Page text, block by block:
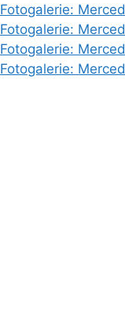
Fotogalerie:
Fotogalerie:
Fotogalerie:
Fotogalerie: